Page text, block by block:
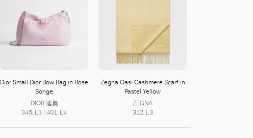
Dior Small Dior Bow Bag in Rose
Songe
DIOR 迪奧
345, L3 | 401, L4
Zegna Oasi Cashmere Scarf in
Pastel Yellow
ZEGNA
312, L3